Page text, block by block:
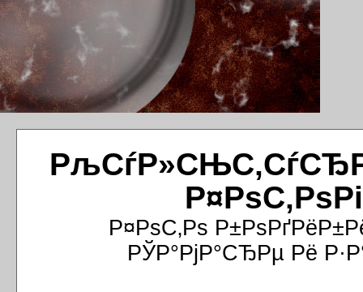
Р¤РѕС‚Рѕ
РЎР°РјР°СЂРµ Рё